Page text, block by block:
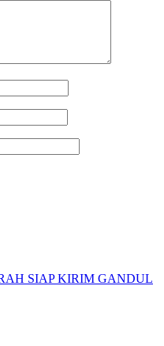
SIAP KIRIM GANDUL